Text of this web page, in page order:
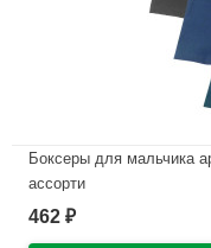
Боксеры для мальчика
ассорти
В наличии
462 ₽